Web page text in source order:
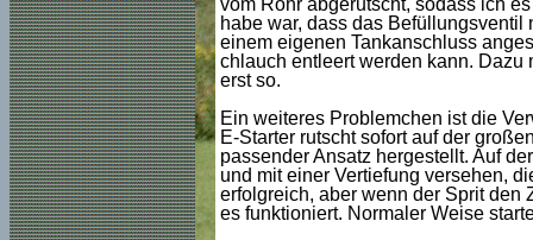
vom Rohr abgerutscht, sodass ich
habe war, dass das
einem eigenen Tankanschluss
chlauch entleert werden kann.
erst so.
Ein weiteres Problemchen ist die
E-Starter rutscht sofort auf der
passender Ansatz hergestellt. Auf
und mit einer Vertiefung versehen,
erfolgreich, aber wenn der Sprit den
es funktioniert. Normaler Weise